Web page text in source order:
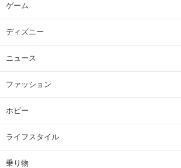
ゲーム
ディズニー
ニュース
ファッション
ホビー
ライフスタイル
乗り物